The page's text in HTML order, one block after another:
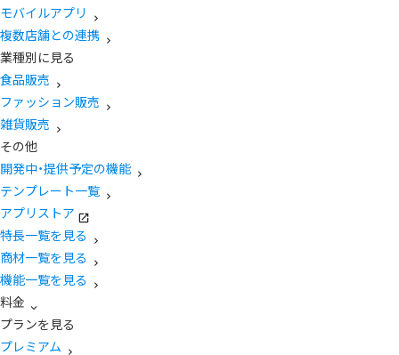
モバイルアプリ
複数店舗との連携
業種別に見る
食品販売
ファッション販売
雑貨販売
その他
開発中・提供予定の機能
テンプレート一覧
アプリストア
特長一覧を見る
商材一覧を見る
機能一覧を見る
料金
プランを見る
プレミアム